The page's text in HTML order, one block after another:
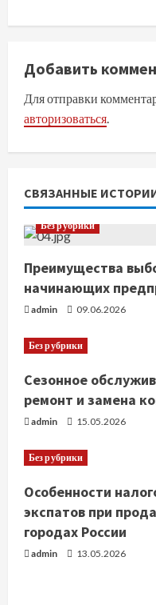
ж
и
ч
т
е
н
и
е
Добавить
Для отправки
авторизоваться.
СВЯЗАННЫЕ
Без рубрики
Преимущества
начинающих
admin 09.06.2026
Без рубрики
Сезонное
ремонт и замена
admin 15.05.2026
Без рубрики
Особенности
экспатов при
городах России
admin 13.05.2026